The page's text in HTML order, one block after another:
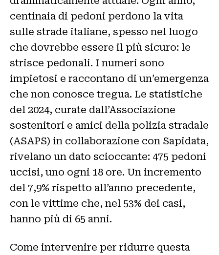
centinaia di pedoni perdono la vita
sulle strade italiane, spesso nel luogo
che dovrebbe essere il più sicuro: le
strisce pedonali. I numeri sono
impietosi e raccontano di un’emergenza
che non conosce tregua. Le statistiche
del 2024, curate dall’Associazione
sostenitori e amici della polizia stradale
(ASAPS) in collaborazione con Sapidata,
rivelano un dato scioccante: 475 pedoni
uccisi, uno ogni 18 ore. Un incremento
del 7,9% rispetto all’anno precedente,
con le vittime che, nel 53% dei casi,
hanno più di 65 anni.
Come intervenire per ridurre questa